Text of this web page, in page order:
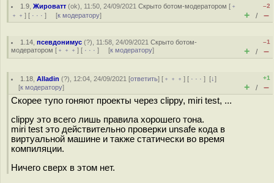
1.9 ,Жироватт (ok), 11:50, 24/09/2021Скрыто ботом-модератором [ ﹢
﹢﹢ ] [ · · · ] [к модератору]
–2
+ / –
1.14 ,псевдонимус (?), 11:58, 24/09/2021Скрыто ботом-
модератором [ ﹢﹢﹢ ] [ · · · ] [к модератору]
–1
+ / –
1.18 ,Alladin (?), 12:04, 24/09/2021 [ответить] [ ﹢﹢﹢] [ · · ·][↓]
[к модератору]
+1
+ / –
Скорее тупо гоняют проекты через clippy, miri test, ...
clippy это всего лишь правила хорошего тона.
miri test это действительно проверки unsafe кода в
виртуальной машине и также статически во время
компиляции.
Ничего сверх в этом нет.